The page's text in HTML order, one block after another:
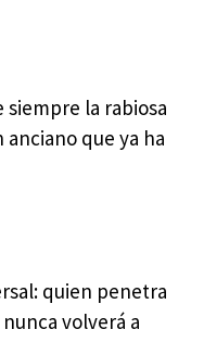
siempre la rabiosa
que ya ha
quien penetra
volverá a